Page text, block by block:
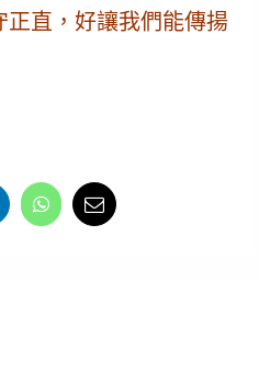
直，好讓我們能傳揚